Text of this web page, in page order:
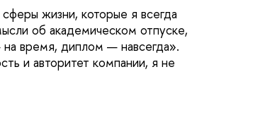
жизни, которые я всегда
об академическом отпуске,
время, диплом — навсегда».
и авторитет компании, я не